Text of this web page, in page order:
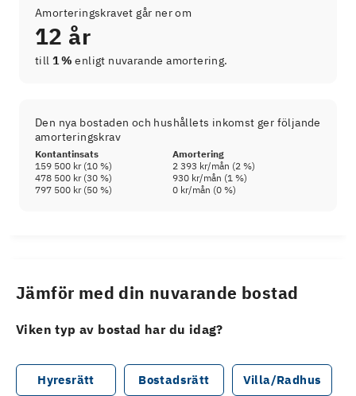
Amorteringskravet går ner om
12 år
till 1 % enligt nuvarande amortering.
Den nya bostaden och hushållets inkomst ger följande
amorteringskrav
Kontantinsats
Amortering
159 500 kr(10 %) 2 393 kr/mån (2 %)
478 500 kr(30 %) 930 kr/mån (1 %)
797 500 kr(50 %) 0 kr/mån (0 %)
Jämför med din nuvarande bostad
Viken typ av bostad har du idag?
Hyresrätt Bostadsrätt Villa/Radhus